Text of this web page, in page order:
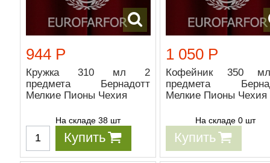
944 Р
Кружка 310 мл 2
предмета Бернадотт
Мелкие Пионы Чехия
На складе 38 шт
Купить
1 050 Р
Кофейник 350
предмета
Мелкие Пионы Чехия
На складе 0 шт
Купить